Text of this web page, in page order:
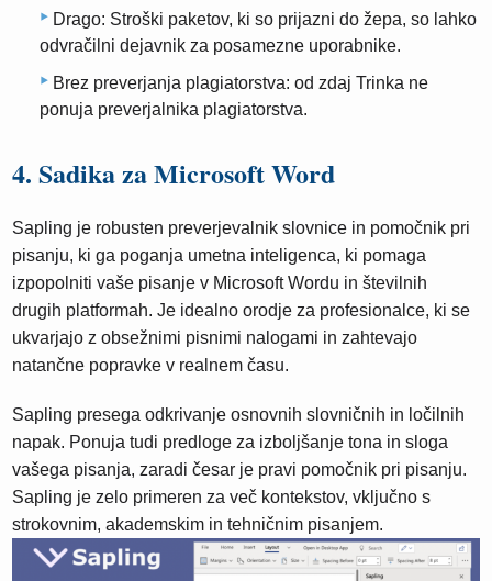
Drago: Stroški paketov, ki so prijazni do žepa, so lahko
odvračilni dejavnik za posamezne uporabnike.
Brez preverjanja plagiatorstva: od zdaj Trinka ne
ponuja preverjalnika plagiatorstva.
4. Sadika za Microsoft Word
Sapling je robusten preverjevalnik slovnice in pomočnik pri
pisanju, ki ga poganja umetna inteligenca, ki pomaga
izpopolniti vaše pisanje v Microsoft Wordu in številnih
drugih platformah. Je idealno orodje za profesionalce, ki se
ukvarjajo z obsežnimi pisnimi nalogami in zahtevajo
natančne popravke v realnem času.
Sapling presega odkrivanje osnovnih slovničnih in ločilnih
napak. Ponuja tudi predloge za izboljšanje tona in sloga
vašega pisanja, zaradi česar je pravi pomočnik pri pisanju.
Sapling je zelo primeren za več kontekstov, vključno s
strokovnim, akademskim in tehničnim pisanjem.